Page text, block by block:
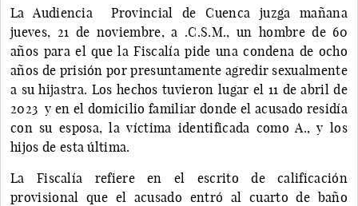
La Audiencia Provincial de Cuenca juzga mañana
jueves, 21 de noviembre, a .C.S.M., un hombre de 60
años para el que la Fiscalía pide una condena de ocho
años de prisión por presuntamente agredir sexualmente
a su hijastra. Los hechos tuvieron lugar el 11 de abril de
2023 y en el domicilio familiar donde el acusado residía
con su esposa, la víctima identificada como A., y los
hijos de esta última.
La Fiscalía refiere en el escrito de calificación
provisional que el acusado entró al cuarto de baño